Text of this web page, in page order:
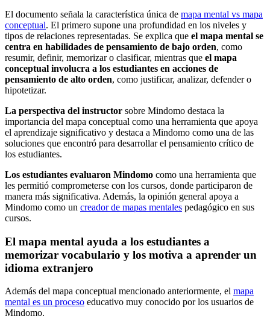
El documento señala la característica única de mapa mental vs mapa
conceptual. El primero supone una profundidad en los niveles y
tipos de relaciones representadas. Se explica que el mapa mental se
centra en habilidades de pensamiento de bajo orden, como
resumir, definir, memorizar o clasificar, mientras que el mapa
conceptual involucra a los estudiantes en acciones de
pensamiento de alto orden, como justificar, analizar, defender o
hipotetizar.
La perspectiva del instructor sobre Mindomo destaca la
importancia del mapa conceptual como una herramienta que apoya
el aprendizaje significativo y destaca a Mindomo como una de las
soluciones que encontró para desarrollar el pensamiento crítico de
los estudiantes.
Los estudiantes evaluaron Mindomo como una herramienta que
les permitió comprometerse con los cursos, donde participaron de
manera más significativa. Además, la opinión general apoya a
Mindomo como un creador de mapas mentales pedagógico en sus
cursos.
El mapa mental ayuda a los estudiantes a
memorizar vocabulario y los motiva a aprender un
idioma extranjero
Además del mapa conceptual mencionado anteriormente, el mapa
mental es un proceso educativo muy conocido por los usuarios de
Mindomo.